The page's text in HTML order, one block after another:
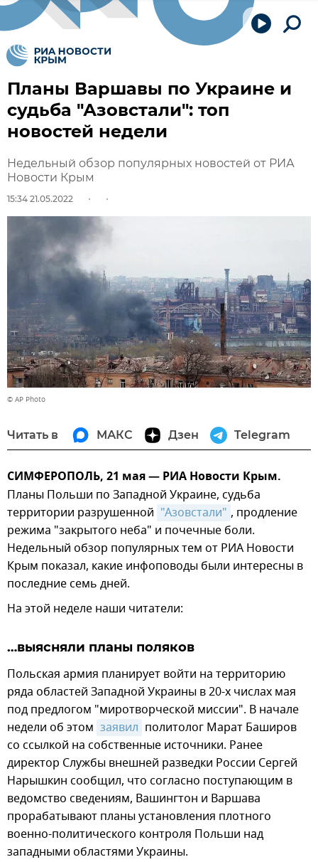
Планы Варшавы по Украине и
судьба "Азовстали": топ
новостей недели
Недельный обзор популярных новостей от РИА
Новости Крым
15:34 21.05.2022
© AP Photo
Читать в МАКС Дзен Telegram
СИМФЕРОПОЛЬ, 21 мая — РИА Новости Крым.
Планы Польши по Западной Украине, судьба
территории разрушенной "Азовстали" , продление
режима "закрытого неба" и почечные боли.
Недельный обзор популярных тем от РИА Новости
Крым показал, какие инфоповоды были интересны в
последние семь дней.
На этой неделе наши читатели:
…выясняли планы поляков
Польская армия планирует войти на территорию
ряда областей Западной Украины в 20-х числах мая
под предлогом "миротворческой миссии". В начале
недели об этом заявил политолог Марат Баширов
со ссылкой на собственные источники. Ранее
директор Службы внешней разведки России Сергей
Нарышкин сообщил, что согласно поступающим в
ведомство сведениям, Вашингтон и Варшава
прорабатывают планы установления плотного
военно-политического контроля Польши над
западными областями Украины.